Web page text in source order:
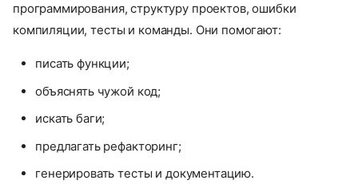
программирования, структуру проектов, ошибки
компиляции, тесты и команды. Они помогают:
писать функции;
объяснять чужой код;
искать баги;
предлагать рефакторинг;
генерировать тесты и документацию.